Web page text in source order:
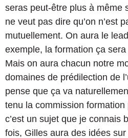
seras peut-être plus à même
ne veut pas dire qu’on n’est
mutuellement. On aura le
exemple, la formation ça
Mais on aura chacun notre
domaines de prédilection de
pense que ça va
tenu la commission
c’est un sujet que je connais
fois, Gilles aura des idées